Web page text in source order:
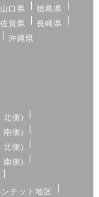
山口県
徳島県
佐賀県
長崎県
沖縄県
北側)
南側)
北側)
南側)
ンチット地区